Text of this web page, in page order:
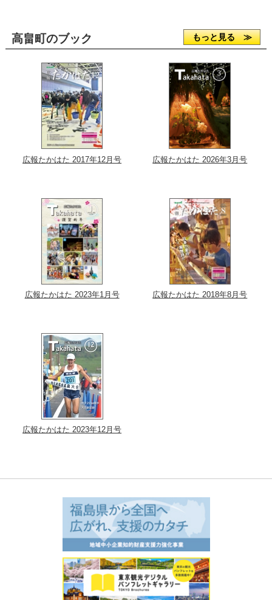
高畠町のブック もっと見る ≫
広報たかはた 2017年12月号 広報たかはた 2026年3月号
広報たかはた 2023年1月号 広報たかはた 2018年8月号
広報たかはた 2023年12月号